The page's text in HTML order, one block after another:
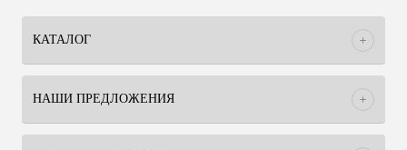
КАТАЛОГ
НАШИ ПРЕДЛОЖЕНИЯ